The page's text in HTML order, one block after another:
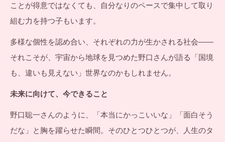
ことが得意ではなくても、自分なりのペースで集中して取り
組む力を持つ子もいます。
多様な個性を認め合い、それぞれの力が生かされる社会――
それこそが、宇宙から地球を見つめた野口さんが語る「国境
も、違いも見えない」世界なのかもしれません。
未来に向けて、今できること
野口聡一さんのように、「本当にかっこいいな」「面白そう
だな」と胸を躍らせた瞬間。そのひとつひとつが、人生のタ